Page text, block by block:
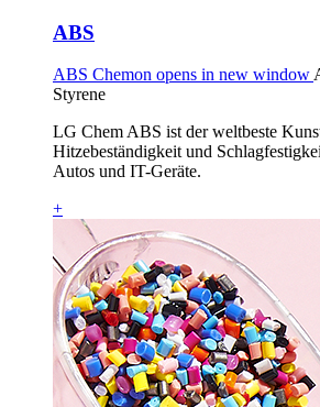
ABS
ABS Chemon opens in new window
Styrene
LG Chem ABS ist der weltbeste
Hitzebeständigkeit und
Autos und IT-Geräte.
+